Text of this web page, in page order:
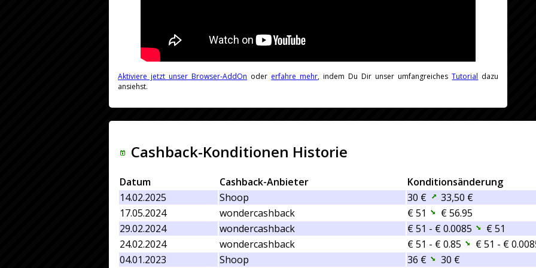
Aktiviere jetzt unser Browser-AddOn oder erfahre mehr, indem Du Dir unser umfangreichesTutorial dazu
ansiehst.
Cashback-Konditionen Historie
Datum Cashback-Anbieter
Konditionsänderung
14.02.2025
Shoop 30 €
33,50 €
17.05.2024
wondercashback € 51
€ 56.95
29.02.2024
wondercashback € 51 - € 0.0085
€ 51
24.02.2024
wondercashback € 51 - € 0.85
€ 51 - €
04.01.2023
Shoop 36 € 30 €